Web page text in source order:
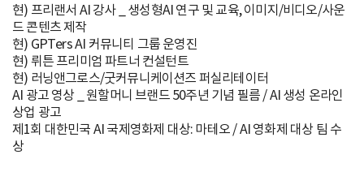
현) 프리랜서 AI 강사 _ 생성형AI 연구 및 교육, 이미지/비디오/사운
드 콘텐츠 제작
현) GPTers AI 커뮤니티 그룹 운영진
현) 뤼튼 프리미엄 파트너 컨설턴트
현) 러닝앤그로스/굿커뮤니케이션즈 퍼실리테이터
AI 광고 영상 _ 원할머니 브랜드 50주년 기념 필름 / AI 생성 온라인
상업 광고
제1회 대한민국 AI 국제영화제 대상: 마테오 / AI 영화제 대상 팀 수
상